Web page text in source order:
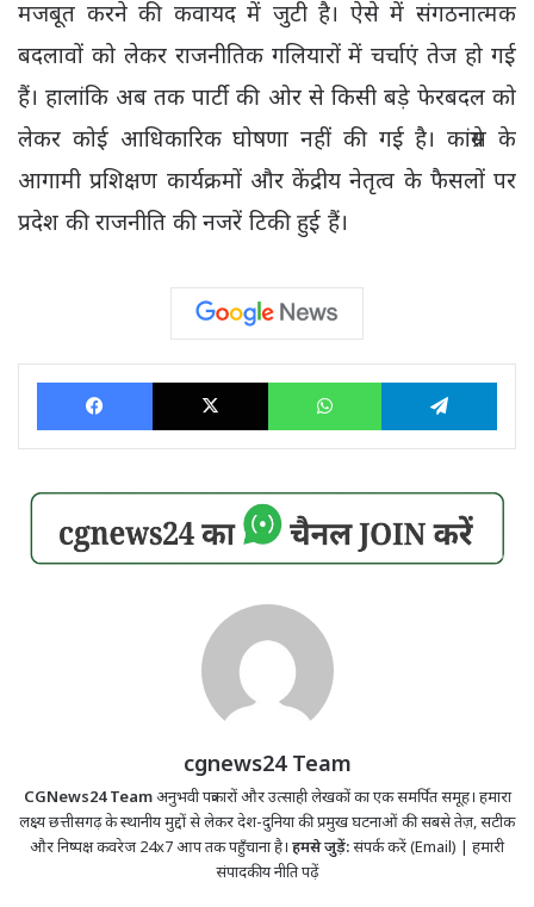
मजबूत करने की कवायद में जुटी है। ऐसे में संगठनात्मक
बदलावों को लेकर राजनीतिक गलियारों में चर्चाएं तेज हो गई
हैं। हालांकि अब तक पार्टी की ओर से किसी बड़े फेरबदल को
लेकर कोई आधिकारिक घोषणा नहीं की गई है। कांग्रेस के
आगामी प्रशिक्षण कार्यक्रमों और केंद्रीय नेतृत्व के फैसलों पर
प्रदेश की राजनीति की नजरें टिकी हुई हैं।
Facebook X WhatsApp
cgnews24 Team
CGNews24 Teamअनुभवी पत्रकारों और उत्साही लेखकों का एक समर्पित समूह। हमारा
लक्ष्य छत्तीसगढ़ के स्थानीय मुद्दों से लेकर देश-दुनिया की प्रमुख घटनाओं की सबसे तेज़, सटीक
और निष्पक्ष कवरेज 24x7 आप तक पहुँचाना है। हमसे जुड़ें:संपर्क करें (Email) | हमारी
संपादकीय नीति पढ़ें